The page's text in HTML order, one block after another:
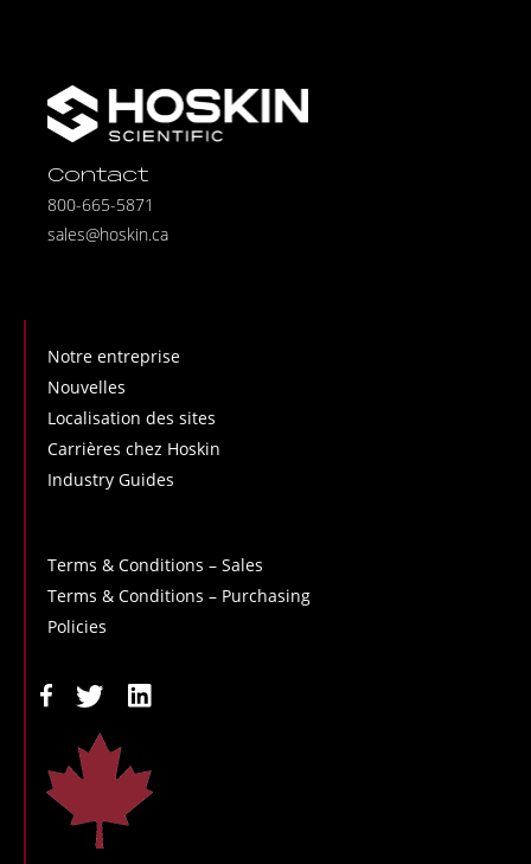
Contact
800-665-5871
sales@hoskin.ca
Notre entreprise
Nouvelles
Localisation des sites
Carrières chez Hoskin
Industry Guides
Terms & Conditions – Sales
Terms & Conditions – Purchasing
Policies